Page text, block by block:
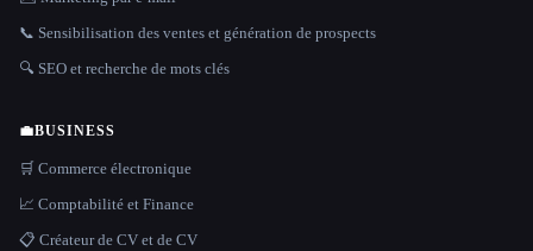
📞 Sensibilisation des ventes et génération de prospects
🔍 SEO et recherche de mots clés
💼BUSINESS
🛒 Commerce électronique
📈 Comptabilité et Finance
📋 Créateur de CV et de CV